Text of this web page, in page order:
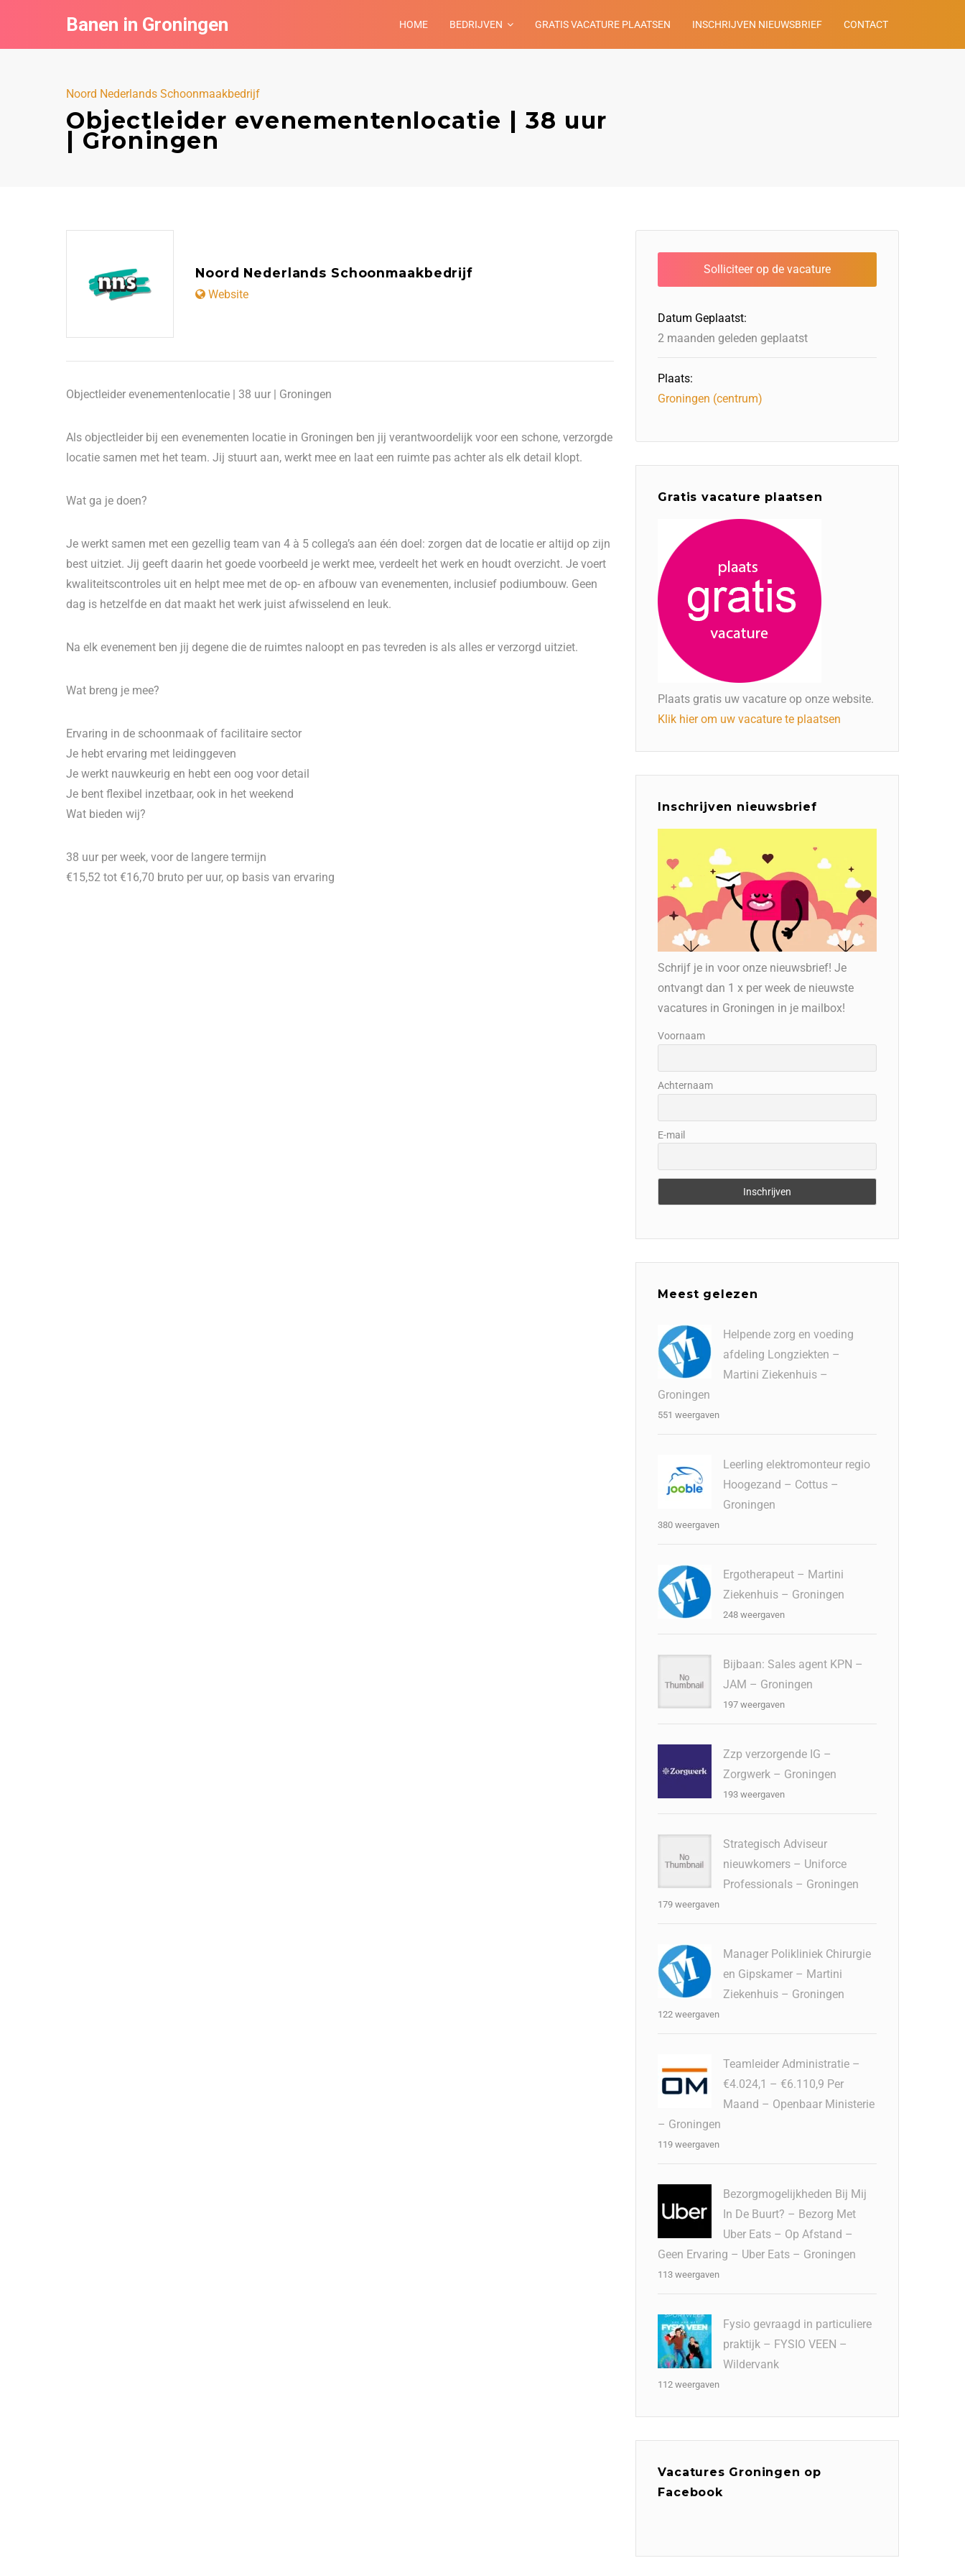
Banen in Groningen HOME BEDRIJVEN GRATIS VACATURE PLAATSEN INSCHRIJVEN NIEUWSBRIEF CONTACT
Noord Nederlands Schoonmaakbedrijf
Objectleider evenementenlocatie | 38 uur
| Groningen
Noord Nederlands Schoonmaakbedrijf
Website
Objectleider evenementenlocatie | 38 uur | Groningen
Als objectleider bij een evenementen locatie in Groningen ben jij verantwoordelijk voor een schone, verzorgde
locatie samen met het team. Jij stuurt aan, werkt mee en laat een ruimte pas achter als elk detail klopt.
Wat ga je doen?
Je werkt samen met een gezellig team van 4 à 5 collega’s aan één doel: zorgen dat de locatie er altijd op zijn
best uitziet. Jij geeft daarin het goede voorbeeld je werkt mee, verdeelt het werk en houdt overzicht. Je voert
kwaliteitscontroles uit en helpt mee met de op- en afbouw van evenementen, inclusief podiumbouw. Geen
dag is hetzelfde en dat maakt het werk juist afwisselend en leuk.
Na elk evenement ben jij degene die de ruimtes naloopt en pas tevreden is als alles er verzorgd uitziet.
Wat breng je mee?
Ervaring in de schoonmaak of facilitaire sector
Je hebt ervaring met leidinggeven
Je werkt nauwkeurig en hebt een oog voor detail
Je bent flexibel inzetbaar, ook in het weekend
Wat bieden wij?
38 uur per week, voor de langere termijn
€15,52 tot €16,70 bruto per uur, op basis van ervaring
Datum Geplaatst:
2 maanden geleden geplaatst
Plaats:
Groningen (centrum)
Gratis vacature plaatsen
Plaats gratis uw vacature op onze website.
Klik hier om uw vacature te plaatsen
Inschrijven nieuwsbrief
Schrijf je in voor onze nieuwsbrief! Je
ontvangt dan 1 x per week de nieuwste
vacatures in Groningen in je mailbox!
Voornaam
Achternaam
E-mail
Meest gelezen
Helpende zorg en voeding
afdeling Longziekten –
Martini Ziekenhuis –
Groningen
551 weergaven
Leerling elektromonteur regio
Hoogezand – Cottus –
Groningen
380 weergaven
Ergotherapeut – Martini
Ziekenhuis – Groningen
248 weergaven
Bijbaan: Sales agent KPN –
JAM – Groningen
197 weergaven
Zzp verzorgende IG –
Zorgwerk – Groningen
193 weergaven
Strategisch Adviseur
nieuwkomers – Uniforce
Professionals – Groningen
179 weergaven
Manager Polikliniek Chirurgie
en Gipskamer – Martini
Ziekenhuis – Groningen
122 weergaven
Teamleider Administratie –
€4.024,1 – €6.110,9 Per
Maand – Openbaar Ministerie
– Groningen
119 weergaven
Bezorgmogelijkheden Bij Mij
In De Buurt? – Bezorg Met
Uber Eats – Op Afstand –
Geen Ervaring – Uber Eats – Groningen
113 weergaven
Fysio gevraagd in particuliere
praktijk – FYSIO VEEN –
Wildervank
112 weergaven
Vacatures Groningen op
Facebook